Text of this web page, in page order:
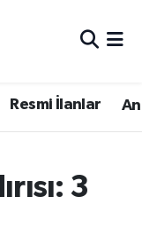
Resmi İlanlar
3